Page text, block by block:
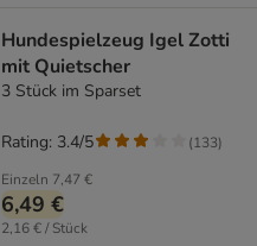
Hundespielzeug Igel Zotti
mit Quietscher
3 Stück im Sparset
Einzeln 7,47 €
6,49 €
2,16 € / Stück
Rating: 3.4/5 (133)